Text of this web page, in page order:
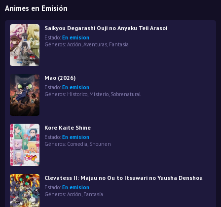
Animes en Emisión
Saikyou Degarashi Ouji no Anyaku Teii Arasoi
Estado: En emision
Géneros: Acción Aventuras Fantasía
Mao (2026)
Estado: En emision
Géneros: Historico, Misterio, Sobrenatural
Kore Kaite Shine
Estado: En emision
Géneros: Comedia, Shounen
Clevatess II: Majuu no Ou to Itsuwari no Yuusha Denshou
Estado: En emision
Géneros: Acción Fantasía